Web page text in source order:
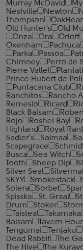
Murray McDavid
Nestville
Newton
Thompson
Old Hunter's
Old
Onza
Ora Orloff
Oxenham
Pachuca
Parka
Passoa
Chimney
Perro de
Pierre Vallet
Prince Hubert de
Puntacana Club
Ranchitos
Rancho
Remeslo
Ricard
Black Balsam
Rojo
Roshel Bay
Highland
Royal
Sadler's
Saimaa
Scapegrace
Busca
Sea Witch
Tooth
Sheep Dip
Silver Seal
SKYY
Smokestack
Solera
Sorbet
Spisska
St. Graal
Drum
Stoker
Taisteal
Takamaka
Balsam
Tavern
Tengumai
Tenjaku
Dead Rabbit
The
The Hive
The